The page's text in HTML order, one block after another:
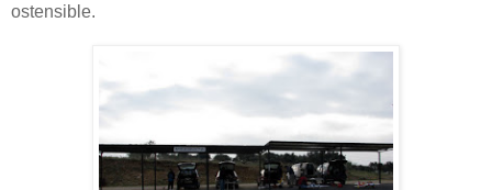
ostensible.